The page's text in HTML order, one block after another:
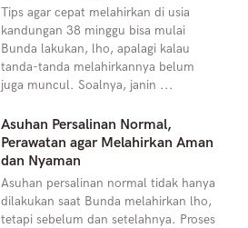
Tips agar cepat melahirkan di usia
kandungan 38 minggu bisa mulai
Bunda lakukan, lho, apalagi kalau
tanda-tanda melahirkannya belum
juga muncul. Soalnya, janin ...
Asuhan Persalinan Normal,
Perawatan agar Melahirkan Aman
dan Nyaman
Asuhan persalinan normal tidak hanya
dilakukan saat Bunda melahirkan lho,
tetapi sebelum dan setelahnya. Proses